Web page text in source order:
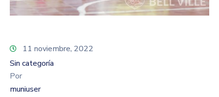
11 noviembre, 2022
Sin categoría
Por
muniuser